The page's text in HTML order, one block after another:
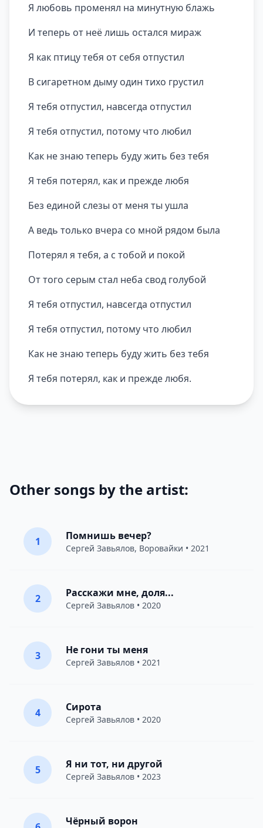
Я любовь променял на минутную блажь
И теперь от неё лишь остался мираж
Я как птицу тебя от себя отпустил
В сигаретном дыму один тихо грустил
Я тебя отпустил, навсегда отпустил
Я тебя отпустил, потому что любил
Как не знаю теперь буду жить без тебя
Я тебя потерял, как и прежде любя
Без единой слезы от меня ты ушла
А ведь только вчера со мной рядом была
Потерял я тебя, а с тобой и покой
От того серым стал неба свод голубой
Я тебя отпустил, навсегда отпустил
Я тебя отпустил, потому что любил
Как не знаю теперь буду жить без тебя
Я тебя потерял, как и прежде любя.
Other songs by the artist:
1 Помнишь вечер?
Сергей Завьялов, Воровайки • 2021
2 Расскажи мне, доля...
Сергей Завьялов • 2020
3 Не гони ты меня
Сергей Завьялов • 2021
4 Сирота
Сергей Завьялов • 2020
5 Я ни тот, ни другой
Сергей Завьялов • 2023
Чёрный ворон